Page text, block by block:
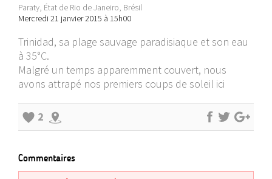
Paraty, État de Rio de Janeiro, Brésil
Mercredi 21 janvier 2015 à 15h00
Trinidad, sa plage sauvage paradisiaque et son eau
à 35°C.
Malgré un temps apparemment couvert, nous
avons attrapé nos premiers coups de soleil ici
2
Commentaires